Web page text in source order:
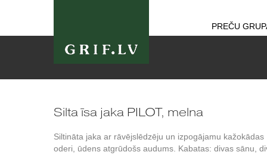
PREČU
Silta īsa jaka PILOT, melna
Siltināta jaka ar rāvējslēdzēju un izpogājamu kažokādas
oderi, ūdens atgrūdošs audums. Kabatas: divas sānu,